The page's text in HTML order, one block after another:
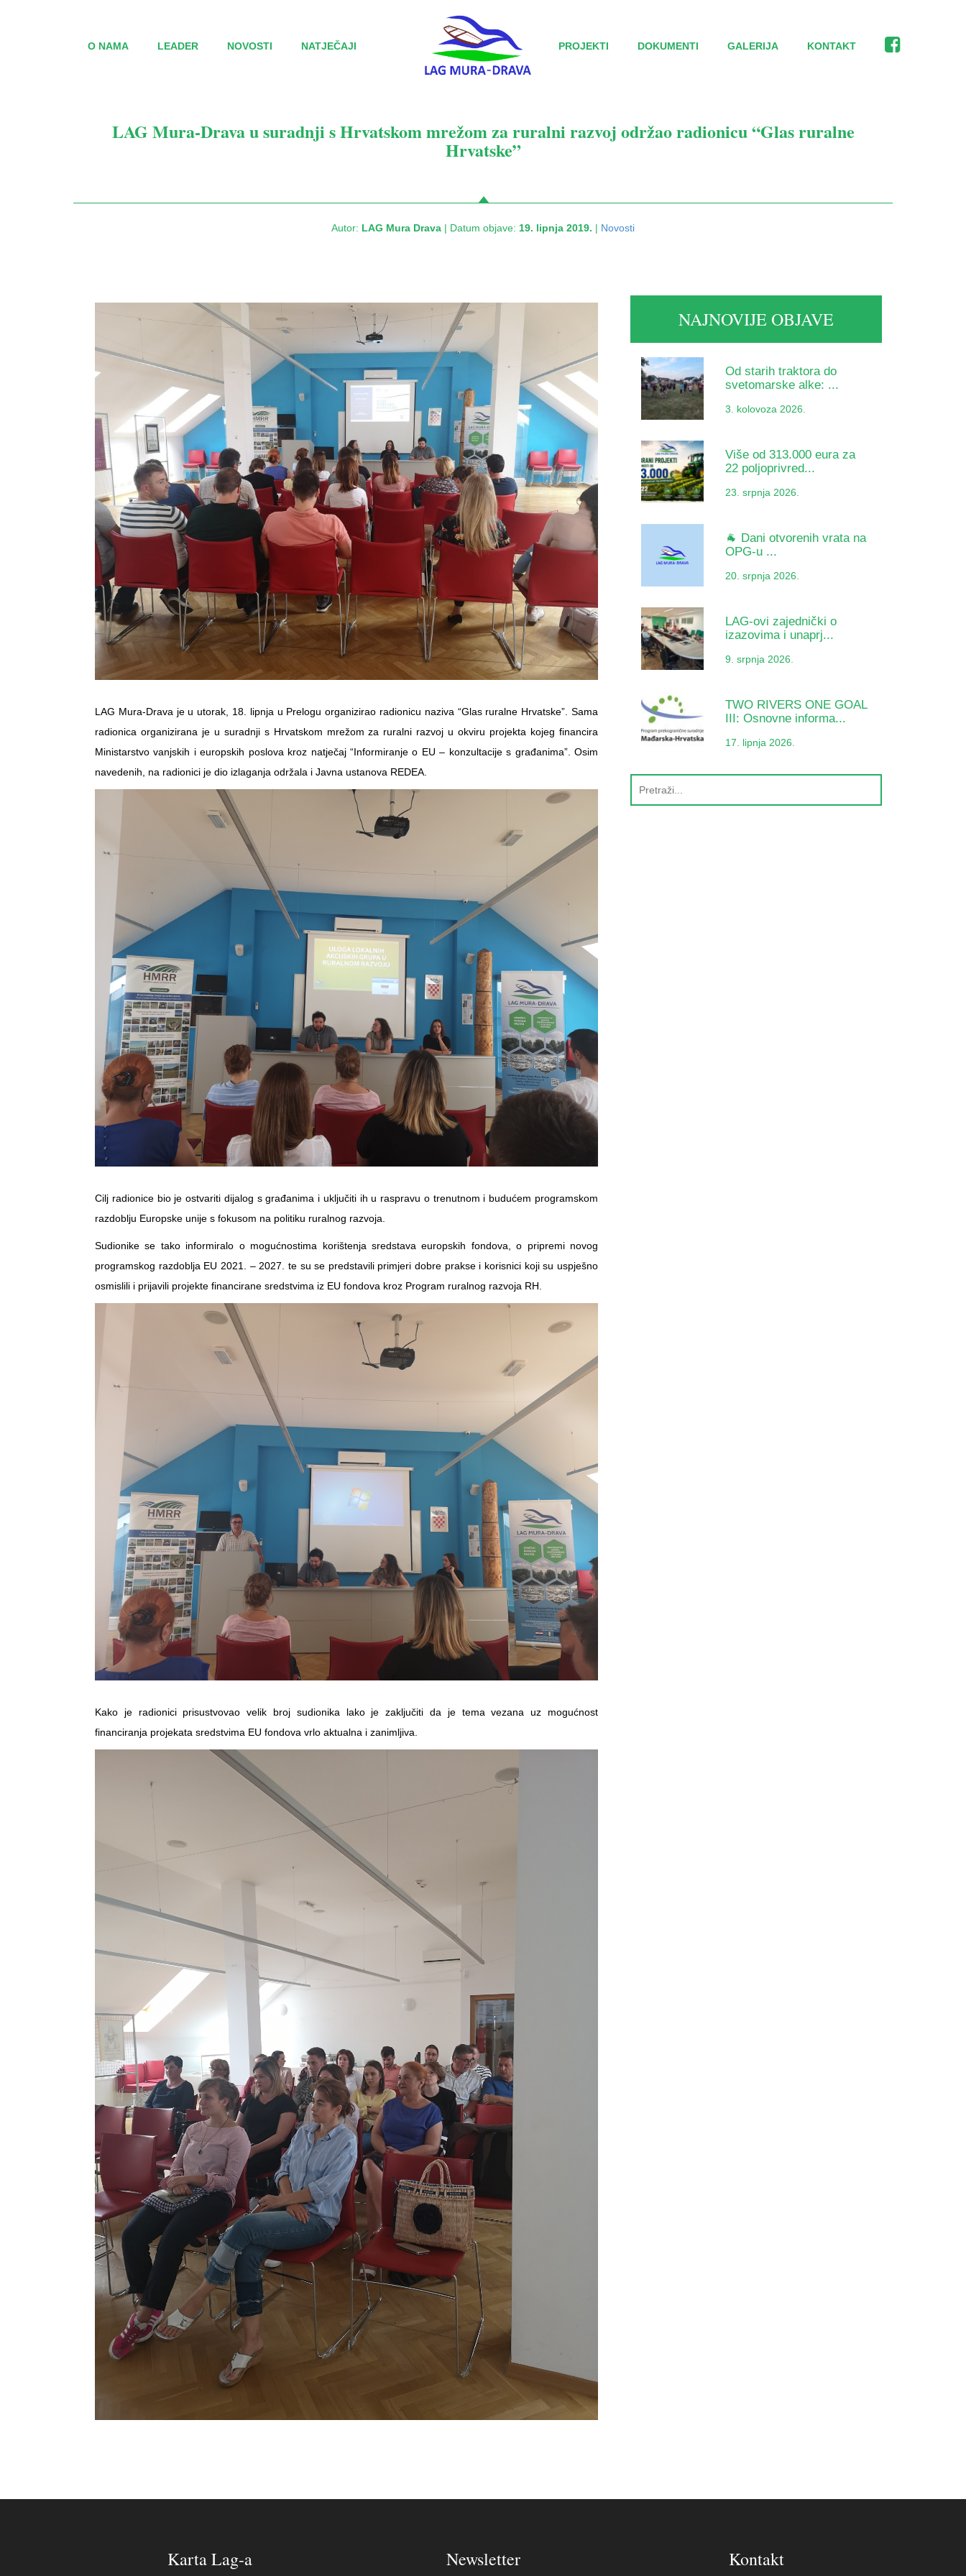
O NAMA LEADER NOVOSTI NATJEČAJI PROJEKTI DOKUMENTI GALERIJA KONTAKT
LAG Mura-Drava u suradnji s Hrvatskom mrežom za ruralni razvoj održao radionicu “Glas ruralne
Hrvatske”
Autor: LAG Mura Drava | Datum objave: 19. lipnja 2019. | Novosti
LAG Mura-Drava je u utorak, 18. lipnja u Prelogu organizirao radionicu naziva “Glas ruralne Hrvatske”. Sama
radionica organizirana je u suradnji s Hrvatskom mrežom za ruralni razvoj u okviru projekta kojeg financira
Ministarstvo vanjskih i europskih poslova kroz natječaj “Informiranje o EU – konzultacije s građanima”. Osim
navedenih, na radionici je dio izlaganja održala i Javna ustanova REDEA.
Cilj radionice bio je ostvariti dijalog s građanima i uključiti ih u raspravu o trenutnom i budućem programskom
razdoblju Europske unije s fokusom na politiku ruralnog razvoja.
Sudionike se tako informiralo o mogućnostima korištenja sredstava europskih fondova, o pripremi novog
programskog razdoblja EU 2021. – 2027. te su se predstavili primjeri dobre prakse i korisnici koji su uspješno
osmislili i prijavili projekte financirane sredstvima iz EU fondova kroz Program ruralnog razvoja RH.
Kako je radionici prisustvovao velik broj sudionika lako je zaključiti da je tema vezana uz mogućnost
financiranja projekata sredstvima EU fondova vrlo aktualna i zanimljiva.
NAJNOVIJE OBJAVE
Od starih traktora do
svetomarske alke: ...
3. kolovoza 2026.
Više od 313.000 eura za
22 poljoprivred...
23. srpnja 2026.
🐐 Dani otvorenih vrata na
OPG-u ...
20. srpnja 2026.
LAG-ovi zajednički o
izazovima i unaprj...
9. srpnja 2026.
TWO RIVERS ONE GOAL
III: Osnovne informa...
17. lipnja 2026.
Karta Lag-a Newsletter Kontakt